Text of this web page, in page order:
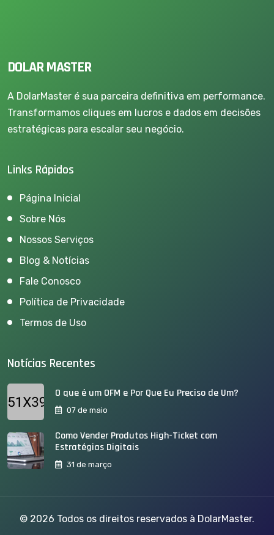
DOLAR MASTER
A DolarMaster é sua parceira definitiva em performance.
Transformamos cliques em lucros e dados em decisões
estratégicas para escalar seu negócio.
Links Rápidos
Página Inicial
Sobre Nós
Nossos Serviços
Blog & Notícias
Fale Conosco
Política de Privacidade
Termos de Uso
Notícias Recentes
O que é um OFM e Por Que Eu Preciso de Um?
07 de maio
Como Vender Produtos High-Ticket com
Estratégias Digitais
31 de março
© 2026 Todos os direitos reservados à DolarMaster.